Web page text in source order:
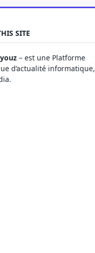
SITE
– est une Platforme
d’actualité informatique,